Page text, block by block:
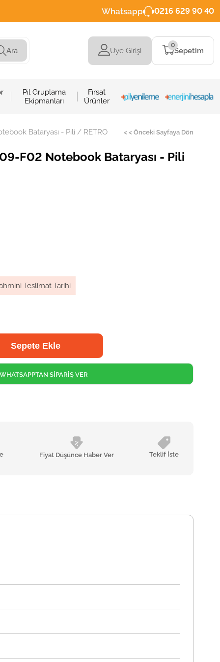
Whatsapp 0216 629 90 40
Ara Üye Girişi Sepetim
0
Pil Gruplama
Ekipmanları
Fırsat
Ürünler
Bataryası - Pili / RETRO < < Önceki Sayfaya Dön
F02 Notebook Bataryası - Pili
Teslimat Tarihi
Fiyat Düşünce Haber Ver Teklif İste
SİPARİŞ VER